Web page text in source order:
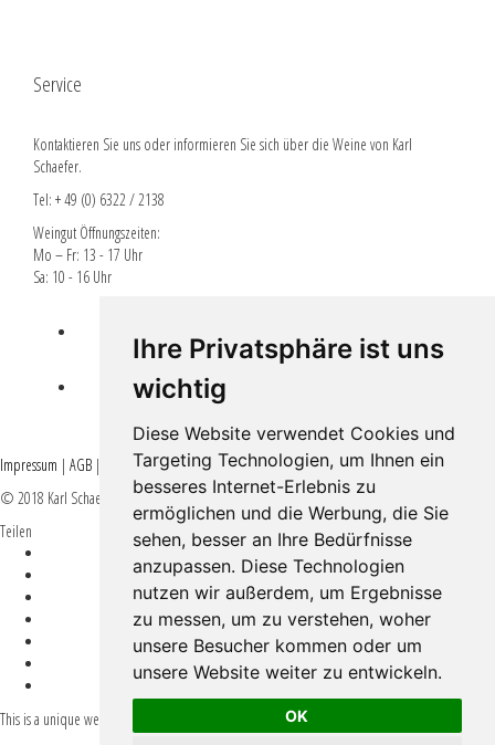
Ihre Privatsphäre ist uns
wichtig
Diese Website verwendet Cookies und
Targeting Technologien, um Ihnen ein
besseres Internet-Erlebnis zu
ermöglichen und die Werbung, die Sie
sehen, besser an Ihre Bedürfnisse
anzupassen. Diese Technologien
nutzen wir außerdem, um Ergebnisse
zu messen, um zu verstehen, woher
unsere Besucher kommen oder um
unsere Website weiter zu entwickeln.
OK
Service
Kontaktieren Sie uns oder informieren Sie sich über die Weine von Karl
Schaefer.
Tel: + 49 (0) 6322 / 2138
Weingut Öffnungszeiten:
Mo – Fr: 13 - 17 Uhr
Sa: 10 - 16 Uhr
EPLR EULLE FÖRDERUNG
Impressum | AGB |
Datenschutz
© 2018 Karl Schaefer - All rights reserved -#weinkrake
Teilen
This is a unique website which will require a more modern browser to work!